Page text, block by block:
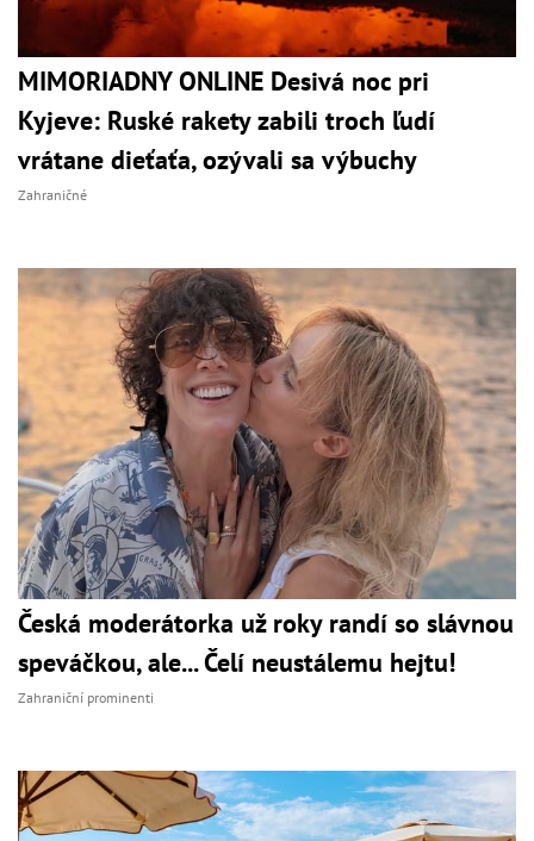
MIMORIADNY ONLINE Desivá noc pri
Kyjeve: Ruské rakety zabili troch ľudí
vrátane dieťaťa, ozývali sa výbuchy
Zahraničné
Česká moderátorka už roky randí so slávnou
speváčkou, ale... Čelí neustálemu hejtu!
Zahraniční prominenti